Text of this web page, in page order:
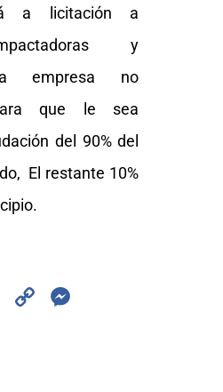
a licitación a
y
empresa no
que le sea
del 90% del
El restante 10%
W
C